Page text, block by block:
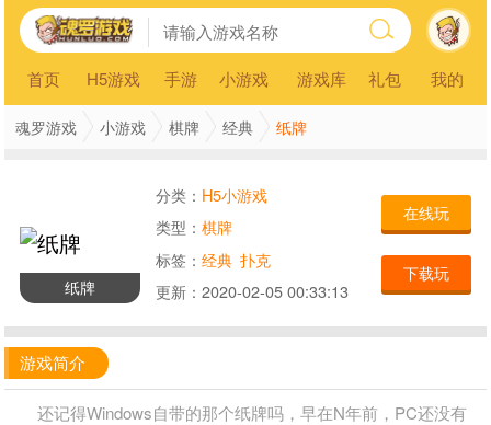
首页 H5游戏 手游 小游戏 游戏库 礼包 我的
魂罗游戏 小游戏 棋牌 经典 纸牌
纸牌
分类： H5小游戏
类型： 棋牌
标签： 经典 扑克
更新： 2020-02-05 00:33:13
在线玩
下载玩
游戏简介
还记得Windows自带的那个纸牌吗，早在N年前，PC还没有